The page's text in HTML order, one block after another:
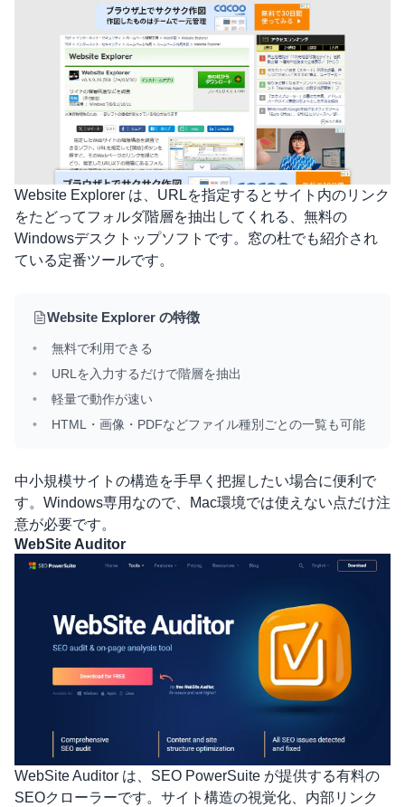
Website Explorer は、URLを指定するとサイト内のリンク
をたどってフォルダ階層を抽出してくれる、無料の
Windowsデスクトップソフトです。窓の杜でも紹介され
ている定番ツールです。
Website Explorer の特徴
無料で利用できる
URLを入力するだけで階層を抽出
軽量で動作が速い
HTML・画像・PDFなどファイル種別ごとの一覧も可能
中小規模サイトの構造を手早く把握したい場合に便利で
す。Windows専用なので、Mac環境では使えない点だけ注
意が必要です。
WebSite Auditor
WebSite Auditor は、SEO PowerSuite が提供する有料の
SEOクローラーです。サイト構造の視覚化、内部リンク